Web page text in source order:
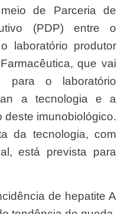
de Parceria de
(PDP) entre o
laboratório produtor
que vai
para o laboratório
a tecnologia e a
deste imunobiológico.
da tecnologia, com
está prevista para